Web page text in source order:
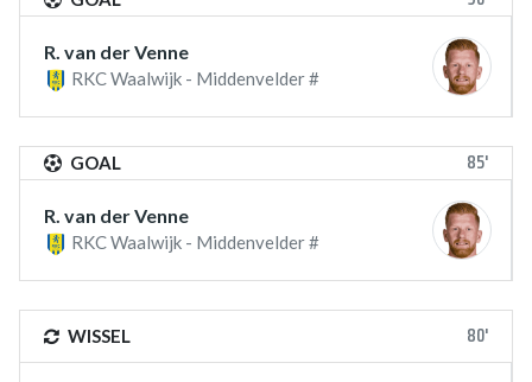
R. van der Venne
RKC Waalwijk - Middenvelder #
GOAL 85'
R. van der Venne
RKC Waalwijk - Middenvelder #
WISSEL 80'